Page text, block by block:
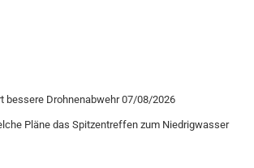
bessere Drohnenabwehr 07/08/2026
Pläne das Spitzentreffen zum Niedrigwasser